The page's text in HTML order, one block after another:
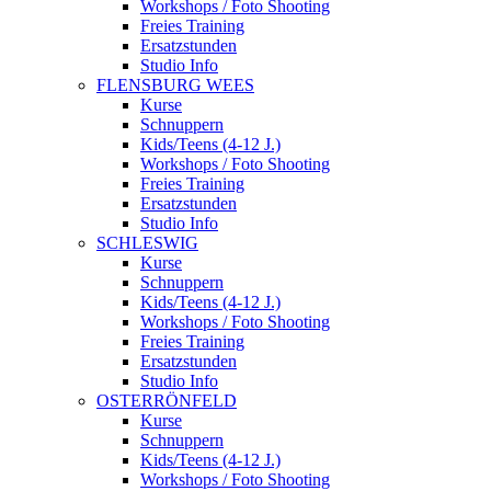
Workshops / Foto Shooting
Freies Training
Ersatzstunden
Studio Info
FLENSBURG WEES
Kurse
Schnuppern
Kids/Teens (4-12 J.)
Workshops / Foto Shooting
Freies Training
Ersatzstunden
Studio Info
SCHLESWIG
Kurse
Schnuppern
Kids/Teens (4-12 J.)
Workshops / Foto Shooting
Freies Training
Ersatzstunden
Studio Info
OSTERRÖNFELD
Kurse
Schnuppern
Kids/Teens (4-12 J.)
Workshops / Foto Shooting